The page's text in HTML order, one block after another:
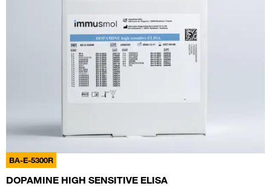
BA-E-5300R
DOPAMINE HIGH SENSITIVE ELISA